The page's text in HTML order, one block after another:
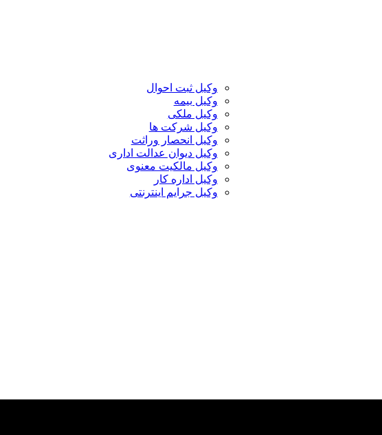
وکیل ثبت احوال
وکیل بیمه
وکیل ملکی
وکیل شرکت ها
وکیل انحصار وراثت
وکیل دیوان عدالت اداری
وکیل مالکیت معنوی
وکیل اداره کار
وکیل جرایم اینترنتی